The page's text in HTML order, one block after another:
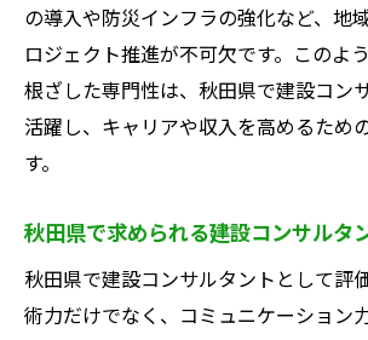
の導入や防災インフラの強化など、地
ロジェクト推進が不可欠です。このよ
根ざした専門性は、秋田県で建設コン
活躍し、キャリアや収入を高めるため
す。
秋田県で求められる建設コンサルタ
秋田県で建設コンサルタントとして評
術力だけでなく、コミュニケーション